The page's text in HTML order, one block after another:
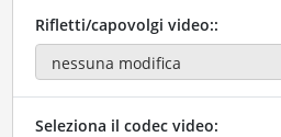
Rifletti/capovolgi video::
Seleziona il codec video: